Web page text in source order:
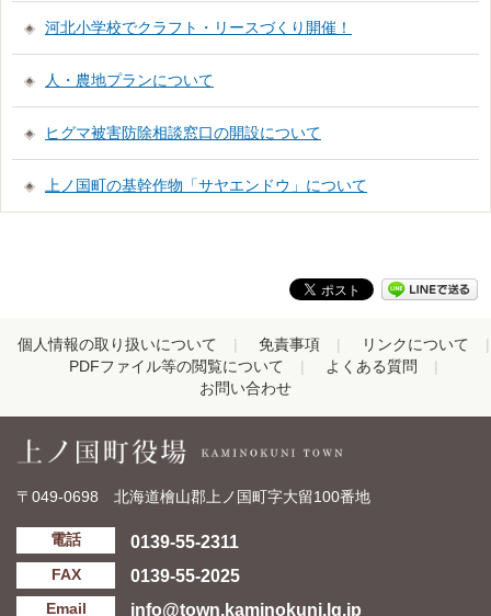
河北小学校でクラフト・リースづくり開催！
人・農地プランについて
ヒグマ被害防除相談窓口の開設について
上ノ国町の基幹作物「サヤエンドウ」について
個人情報の取り扱いについて 免責事項
リンクについて
PDFファイル等の閲覧について
よくある質問
お問い合わせ
〒049-0698 北海道檜山郡上ノ国町字大留100番地
電話 0139-55-2311
FAX 0139-55-2025
Email info@town.kaminokuni.lg.jp